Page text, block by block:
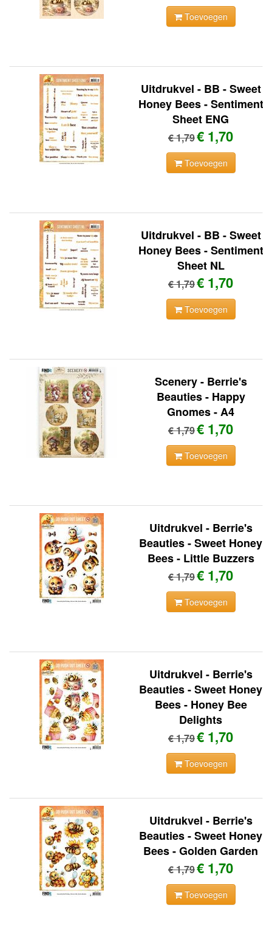
Toevoegen
Uitdrukvel - BB - Sweet
Honey Bees - Sentiment
Sheet ENG
€ 1,79€ 1,70
Toevoegen
Uitdrukvel - BB - Sweet
Honey Bees - Sentiment
Sheet NL
€ 1,79€ 1,70
Toevoegen
Scenery - Berrie's
Beauties - Happy
Gnomes - A4
€ 1,79€ 1,70
Toevoegen
Uitdrukvel - Berrie's
Beauties - Sweet Honey
Bees - Little Buzzers
€ 1,79€ 1,70
Toevoegen
Uitdrukvel - Berrie's
Beauties - Sweet Honey
Bees - Honey Bee
Delights
€ 1,79€ 1,70
Toevoegen
Uitdrukvel - Berrie's
Beauties - Sweet Honey
Bees - Golden Garden
€ 1,79€ 1,70
Toevoegen